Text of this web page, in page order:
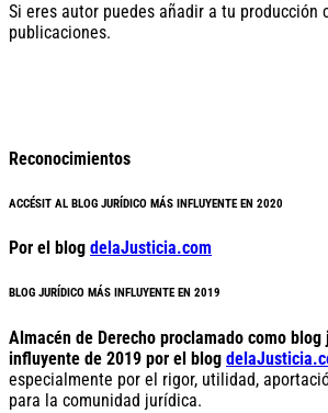
Si eres autor puedes añadir a tu producción
publicaciones.
Reconocimientos
ACCÉSIT AL BLOG JURÍDICO MÁS INFLUYENTE EN 2020
Por el blog delaJusticia.com
BLOG JURÍDICO MÁS INFLUYENTE EN 2019
Almacén de Derecho proclamado como
influyente de 2019 por el blog
especialmente por el rigor, utilidad,
para la comunidad jurídica.